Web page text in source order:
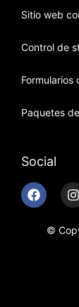
Sitio web
Control de
Formularios
Paquetes
Social
©